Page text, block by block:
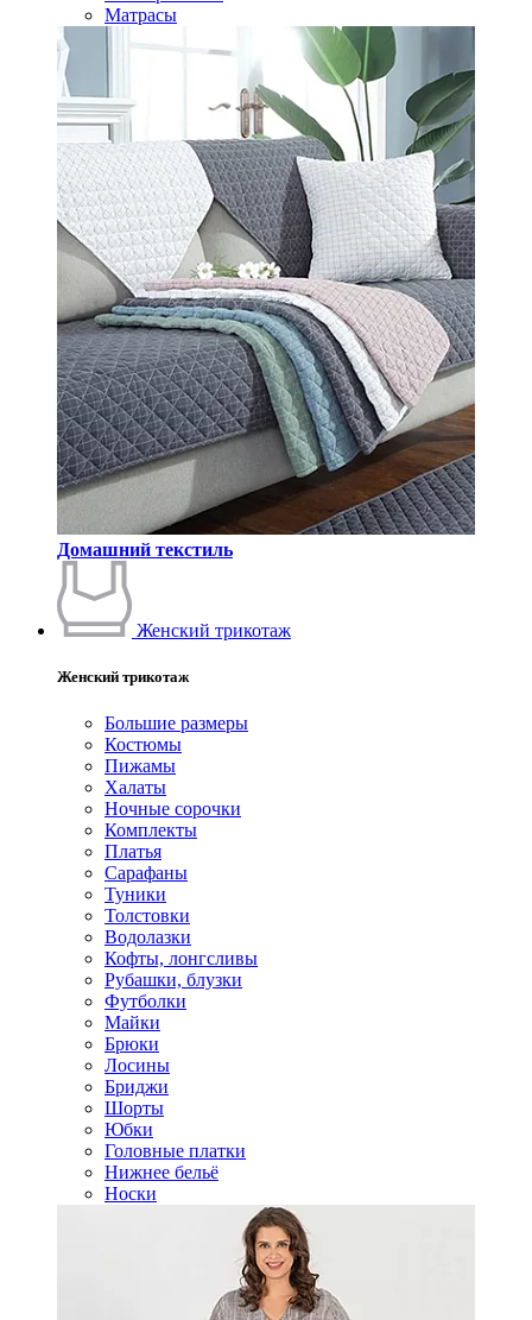
Матрасы
Домашний текстиль
Женский трикотаж
Женский трикотаж
Большие размеры
Костюмы
Пижамы
Халаты
Ночные сорочки
Комплекты
Платья
Сарафаны
Туники
Толстовки
Водолазки
Кофты, лонгсливы
Рубашки, блузки
Футболки
Майки
Брюки
Лосины
Бриджи
Шорты
Юбки
Головные платки
Нижнее бельё
Носки